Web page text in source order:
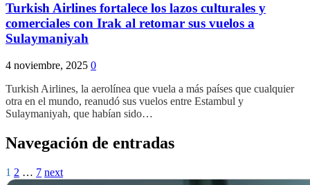
Turkish Airlines fortalece los lazos culturales y
comerciales con Irak al retomar sus vuelos a
Sulaymaniyah
4 noviembre, 2025 0
Turkish Airlines, la aerolínea que vuela a más países que cualquier
otra en el mundo, reanudó sus vuelos entre Estambul y
Sulaymaniyah, que habían sido…
Navegación de entradas
1 2 … 7 next